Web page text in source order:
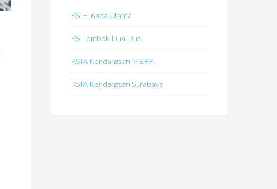
RS Husada Utama
RS Lombok Dua Dua
RSIA Kendangsari MERR
RSIA Kendangsari Surabaya